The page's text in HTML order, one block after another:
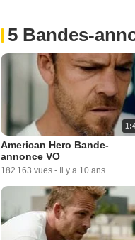
5 Bandes-
American Hero Bande-
annonce VO
182 163 vues - Il y a 10 ans